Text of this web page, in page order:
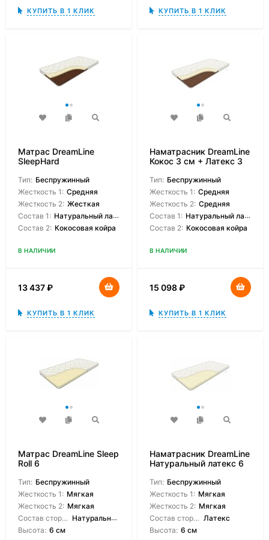
КУПИТЬ В 1 КЛИК КУПИТЬ В 1 КЛИК
Матрас DreamLine
SleepHard
Тип: Беспружинный
Жесткость 1: Средняя
Жесткость 2: Жесткая
Состав 1: Натуральный латекс
Состав 2: Кокосовая койра
В НАЛИЧИИ
13 437₽
КУПИТЬ В 1 КЛИК
Наматрасник DreamLine
Кокос 3 см + Латекс 3
Тип: Беспружинный
Жесткость 1: Средняя
Жесткость 2: Средняя
Состав 1: Натуральный латекс
Состав 2: Кокосовая койра
В НАЛИЧИИ
15 098₽
КУПИТЬ В 1 КЛИК
Матрас DreamLine Sleep
Roll 6
Тип: Беспружинный
Жесткость 1: Мягкая
Жесткость 2: Мягкая
Состав сторон: Натуральный латекс
Высота: 6 см
Наматрасник DreamLine
Натуральный латекс 6
Тип: Беспружинный
Жесткость 1: Мягкая
Жесткость 2: Мягкая
Состав сторон: Латекс
Высота: 6 см